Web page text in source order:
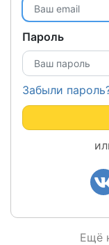
Пароль
Забыли
Ещё